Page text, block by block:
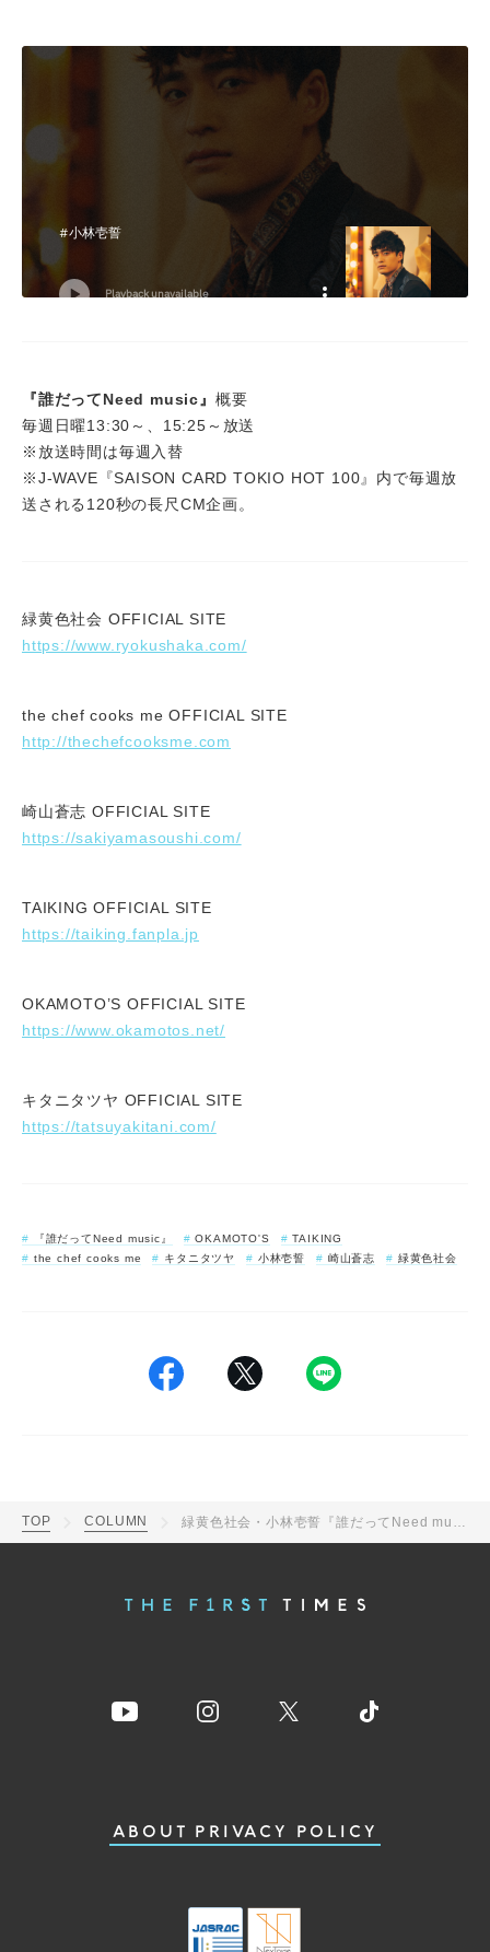
『誰だってNeed music』 概要
毎週日曜13:30～、15:25～放送
※放送時間は毎週入替
※J-WAVE『SAISON CARD TOKIO HOT 100』内で毎週放
送される120秒の長尺CM企画。
緑黄色社会 OFFICIAL SITE
https://www.ryokushaka.com/
the chef cooks me OFFICIAL SITE
http://thechefcooksme.com
崎山蒼志 OFFICIAL SITE
https://sakiyamasoushi.com/
TAIKING OFFICIAL SITE
https://taiking.fanpla.jp
OKAMOTO’S OFFICIAL SITE
https://www.okamotos.net/
キタニタツヤ OFFICIAL SITE
https://tatsuyakitani.com/
『誰だってNeed music』 OKAMOTO'S
TAIKING
the chef cooks me
キタニタツヤ 小林壱誓 崎山蒼志 緑黄色社会
TOP COLUMN
ABOUT PRIVACY POLICY